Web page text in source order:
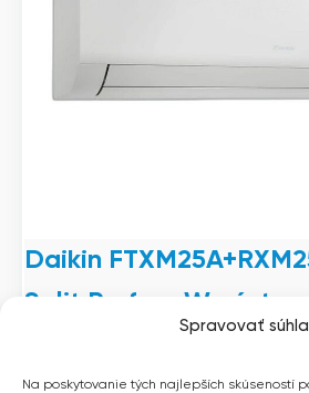
Spravovať
Na poskytovanie tých najlepších skúseností
Daikin
Split Perfera W
Split klimatizácia od značky Daikin.
2,7m). Vnútorná jednotka:Táto